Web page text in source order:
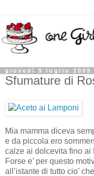
giovedì 9 luglio 2009
Sfumature di
Mia mamma diceva
e da piccola ero
calze ai dolcevita fino ai
Forse e’ per questo
all’istante di tutto cio’